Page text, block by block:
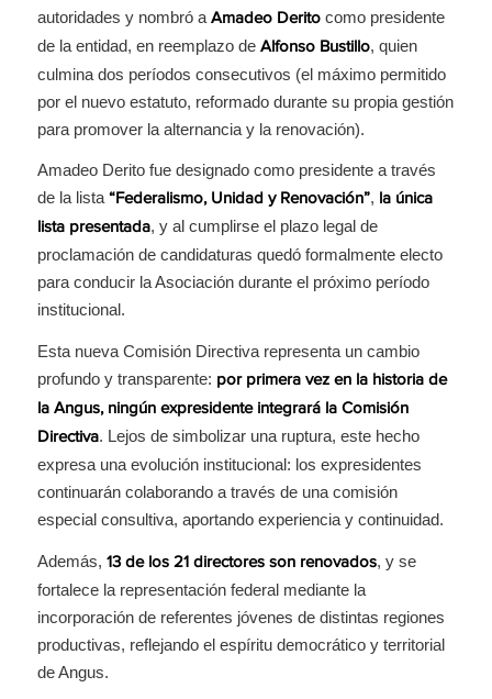
autoridades y nombró a Amadeo Deritocomo presidente
de la entidad, en reemplazo de Alfonso Bustillo, quien
culmina dos períodos consecutivos (el máximo permitido
por el nuevo estatuto, reformado durante su propia gestión
para promover la alternancia y la renovación).
Amadeo Derito fue designado como presidente a través
de la lista “Federalismo, Unidad y Renovación”, la única
lista presentada, y al cumplirse el plazo legal de
proclamación de candidaturas quedó formalmente electo
para conducir la Asociación durante el próximo período
institucional.
Esta nueva Comisión Directiva representa un cambio
profundo y transparente: por primera vez en la historia de
la Angus, ningún expresidente integrará la Comisión
Directiva. Lejos de simbolizar una ruptura, este hecho
expresa una evolución institucional: los expresidentes
continuarán colaborando a través de una comisión
especial consultiva, aportando experiencia y continuidad.
Además, 13 de los 21 directores son renovados, y se
fortalece la representación federal mediante la
incorporación de referentes jóvenes de distintas regiones
productivas, reflejando el espíritu democrático y territorial
de Angus.